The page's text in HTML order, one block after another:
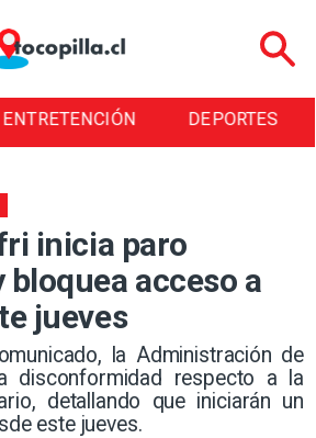
ENTRETENCIÓN DEPORTES
inicia paro
acceso a
jueves
la Administración de
disconformidad respecto a la
detallando que iniciarán un
este jueves.